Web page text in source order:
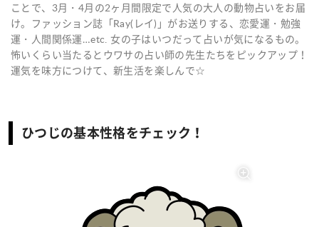
ことで、3月・4月の2ヶ月間限定で人気の大人の動物占いをお届
け。ファッション誌「Ray(レイ)」がお送りする、恋愛運・勉強
運・人間関係運…etc. 女の子はいつだって占いが気になるもの。
怖いくらい当たるとウワサの占い師の先生たちをピックアップ！
運気を味方につけて、新生活を楽しんで☆
ひつじの基本性格をチェック！